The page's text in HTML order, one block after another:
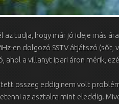
az tudja, hogy már jó ideje más
en dolgozó SSTV átjátszó (sőt,
ahol a villanyt ipari áron mérik,
összeg eddig nem volt
az asztalra mint eleddig.